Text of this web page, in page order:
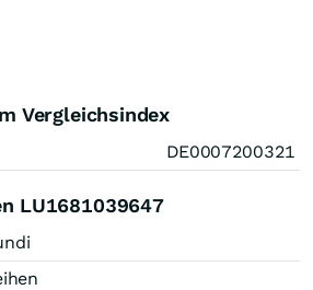
Vergleichsindex
DE0007200321
LU1681039647